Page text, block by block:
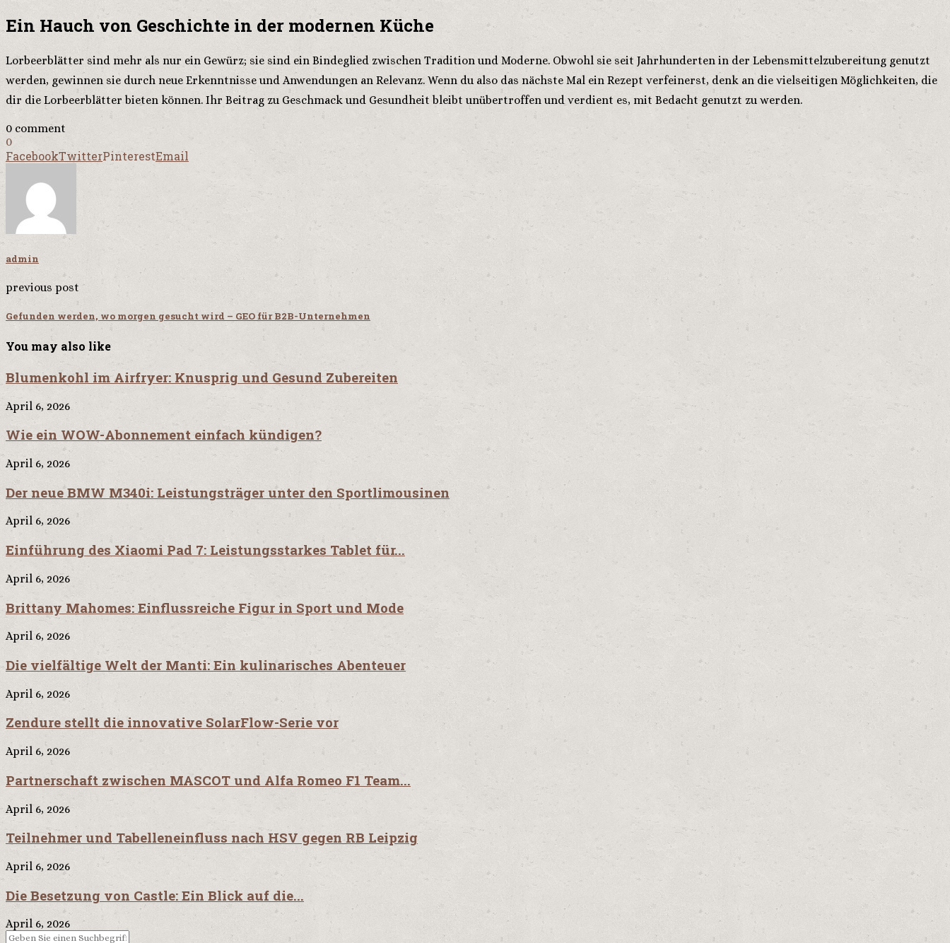
Ein Hauch von Geschichte in der modernen Küche
Lorbeerblätter sind mehr als nur ein Gewürz; sie sind ein Bindeglied zwischen Tradition und Moderne. Obwohl sie seit Jahrhunderten in der Lebensmittelzubereitung genutzt
werden, gewinnen sie durch neue Erkenntnisse und Anwendungen an Relevanz. Wenn du also das nächste Mal ein Rezept verfeinerst, denk an die vielseitigen Möglichkeiten, die
dir die Lorbeerblätter bieten können. Ihr Beitrag zu Geschmack und Gesundheit bleibt unübertroffen und verdient es, mit Bedacht genutzt zu werden.
0 comment
0
FacebookTwitterPinterestEmail
admin
previous post
Gefunden werden, wo morgen gesucht wird – GEO für B2B-Unternehmen
You may also like
Blumenkohl im Airfryer: Knusprig und Gesund Zubereiten
April 6, 2026
Wie ein WOW-Abonnement einfach kündigen?
April 6, 2026
Der neue BMW M340i: Leistungsträger unter den Sportlimousinen
April 6, 2026
Einführung des Xiaomi Pad 7: Leistungsstarkes Tablet für...
April 6, 2026
Brittany Mahomes: Einflussreiche Figur in Sport und Mode
April 6, 2026
Die vielfältige Welt der Manti: Ein kulinarisches Abenteuer
April 6, 2026
Zendure stellt die innovative SolarFlow-Serie vor
April 6, 2026
Partnerschaft zwischen MASCOT und Alfa Romeo F1 Team...
April 6, 2026
Teilnehmer und Tabelleneinfluss nach HSV gegen RB Leipzig
April 6, 2026
Die Besetzung von Castle: Ein Blick auf die...
April 6, 2026